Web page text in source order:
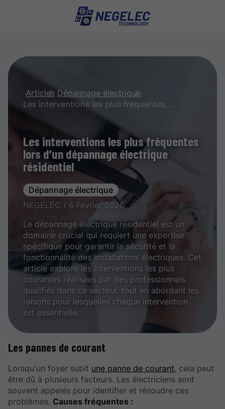
Articles Dépannage électrique
Les interventions les plus fréquentes lors d’un dépannage électrique résidentiel
Les interventions les plus fréquentes
lors d’un dépannage électrique
résidentiel
Dépannage électrique
NEGELEC / 6 Février 2026
Le dépannage électrique résidentiel est un
domaine crucial qui requiert une expertise
spécifique pour garantir la sécurité et la
fonctionnalité des installations électriques. Cet
article explore les interventions les plus
courantes réalisées par des professionnels
qualifiés dans ce secteur, tout en abordant les
raisons pour lesquelles chaque intervention
est essentielle.
Les pannes de courant
Lorsqu'un foyer subit une panne de courant, cela peut
être dû à plusieurs facteurs. Les électriciens sont
souvent appelés pour identifier et résoudre ces
problèmes. Causes fréquentes :